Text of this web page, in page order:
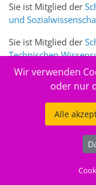
Sie ist Mitglied der
und
Sie ist Mitglied der
Technischen
Sie ist zudem
Wir verwenden
oder nur
Alle